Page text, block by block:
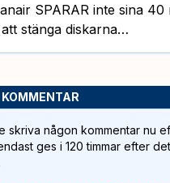
SPARAR inte sina 40
stänga diskarna…
skriva någon kommentar nu
ges i 120 timmar efter